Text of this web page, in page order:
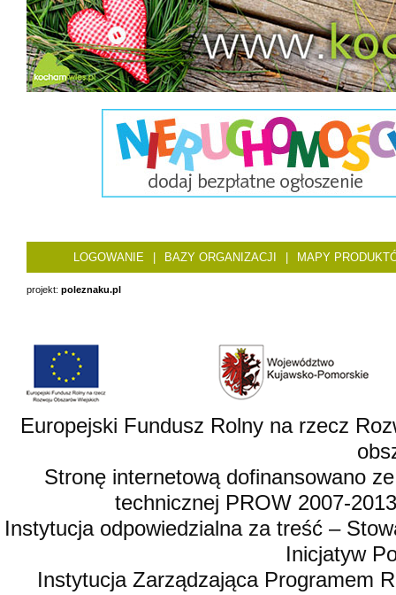
LOGOWANIE BAZY ORGANIZACJI MAPY
projekt: poleznaku.pl
Europejski Fundusz Rolny na rzecz
Stronę internetową dofinansowano
technicznej PROW 2007-
Instytucja odpowiedzialna za treść –
Inicjatyw
Instytucja Zarządzająca Programem